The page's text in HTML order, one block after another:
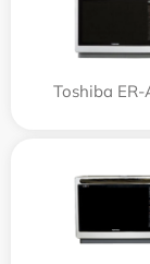
Toshiba ER-